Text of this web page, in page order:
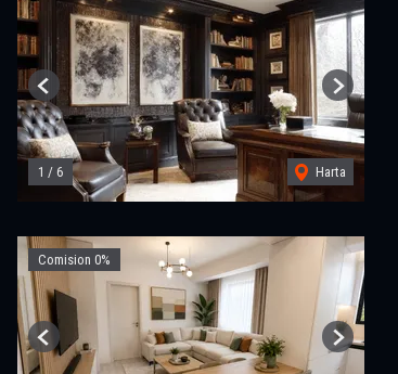
1 / 6 Harta
Previous Next
Comision 0%
Previous Next